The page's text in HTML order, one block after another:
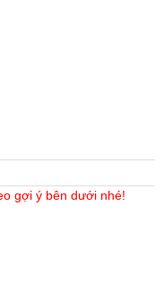
gợi ý bên dưới nhé!